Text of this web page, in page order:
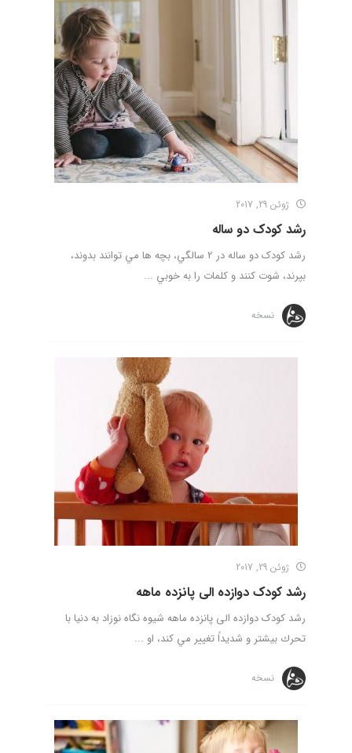
ژوئن 29, 2017
رشد کودک دو ساله
رشد کودک دو ساله در 2 سالگي، بچه ها مي توانند بدوند،
بپرند، شوت كنند و كلمات را به خوبي ...
نسخه
ژوئن 29, 2017
رشد کودک دوازده الی پانزده ماهه
رشد کودک دوازده الی پانزده ماهه شيوه نگاه نوزاد به دنيا با
تحرك بيشتر و شديداً تغيير مي كند، او ...
نسخه